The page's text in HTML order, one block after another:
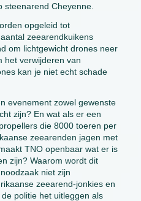
steenarend Cheyenne.
opgeleid tot
zeearendkuikens
om lichtgewicht drones neer
het verwijderen van
kan je niet echt schade
evenement zowel gewenste
zijn? En wat als er een
die 8000 toeren per
zeearenden jagen met
TNO openbaar wat er is
zijn? Waarom wordt dit
niet zijn
zeearend-jonkies en
politie het uitleggen als